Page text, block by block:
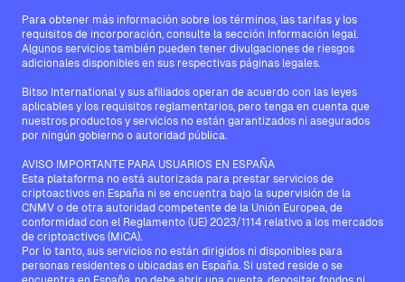
Para obtener más información sobre los términos, las tarifas y los
requisitos de incorporación, consulte la sección Información legal.
Algunos servicios también pueden tener divulgaciones de riesgos
adicionales disponibles en sus respectivas páginas legales.
Bitso International y sus afiliados operan de acuerdo con las leyes
aplicables y los requisitos reglamentarios, pero tenga en cuenta que
nuestros productos y servicios no están garantizados ni asegurados
por ningún gobierno o autoridad pública.
AVISO IMPORTANTE PARA USUARIOS EN ESPAÑA
Esta plataforma no está autorizada para prestar servicios de
criptoactivos en España ni se encuentra bajo la supervisión de la
CNMV o de otra autoridad competente de la Unión Europea, de
conformidad con el Reglamento (UE) 2023/1114 relativo a los mercados
de criptoactivos (MiCA).
Por lo tanto, sus servicios no están dirigidos ni disponibles para
personas residentes o ubicadas en España. Si usted reside o se